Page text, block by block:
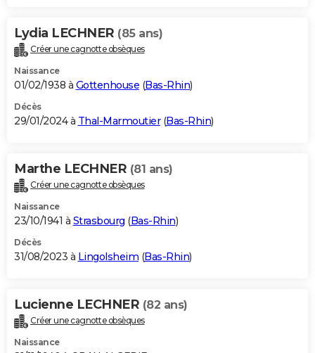
Lydia LECHNER (85 ans)
Créer une cagnotte obsèques
Naissance
01/02/1938 à Gottenhouse (Bas-Rhin)
Décès
29/01/2024 à Thal-Marmoutier(Bas-Rhin)
Marthe LECHNER (81 ans)
Créer une cagnotte obsèques
Naissance
23/10/1941 à Strasbourg (Bas-Rhin)
Décès
31/08/2023 à Lingolsheim (Bas-Rhin)
Lucienne LECHNER (82 ans)
Créer une cagnotte obsèques
Naissance